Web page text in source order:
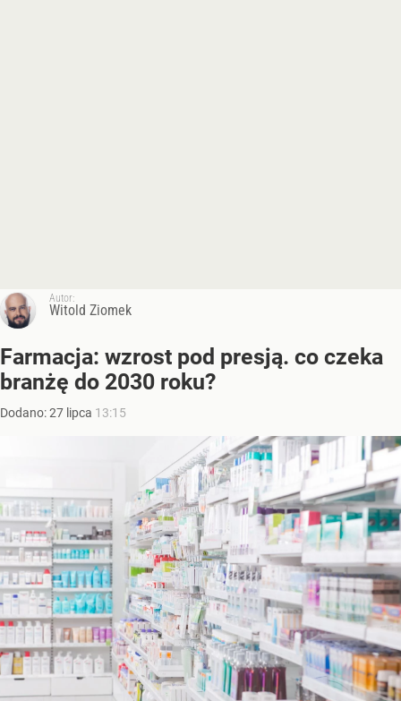
Autor:
Witold Ziomek
Farmacja: wzrost pod presją. co czeka
branżę do 2030 roku?
Dodano:27 lipca 13:15